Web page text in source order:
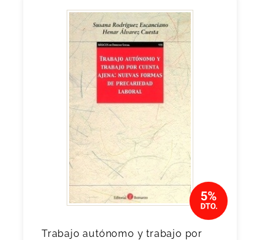
Trabajo autónomo y trabajo por